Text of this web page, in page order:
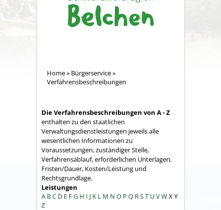
Home» Bürgerservice»
Verfahrensbeschreibungen
Die Verfahrensbeschreibungen von A - Z
enthalten zu den staatlichen
Verwaltungsdienstleistungen jeweils alle
wesentlichen Informationen zu
Voraussetzungen, zuständiger Stelle,
Verfahrensablauf, erforderlichen Unterlagen,
Fristen/Dauer, Kosten/Leistung und
Rechtsgrundlage.
Leistungen
A BC D E FG H I J K L M N O P Q RST UVWX Y
Z